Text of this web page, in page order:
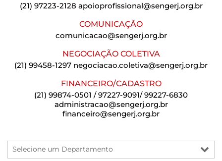
(21) 97223-2128 apoioprofissional@sengerj.org.br
COMUNICAÇÃO
comunicacao@sengerj.org.br
NEGOCIAÇÃO COLETIVA
(21) 99458-1297 negociacao.coletiva@sengerj.org.br
FINANCEIRO/CADASTRO
(21) 99874-0501 / 97227-9091/ 99227-6830
administracao@sengerj.org.br
financeiro@sengerj.org.br